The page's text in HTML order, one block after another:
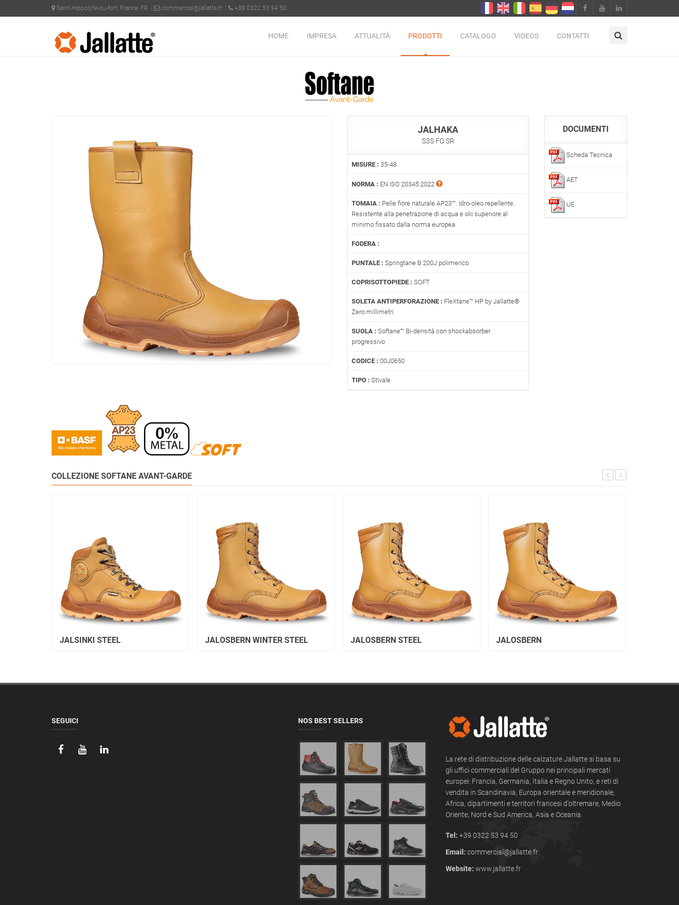
Saint-Hippolyte-du-fort, France, FR commercial@jallatte.fr +39 0322 53 94 50
HOME IMPRESA ATTUALITÀ PRODOTTI CATALOGO VIDEOS
CONTATTI
PRODOTTI >
COLLEZIONI > SOFTANE AVANT-GARDE
JALHAKA
S3S FO SR
MISURE : 35-48
NORMA : EN ISO 20345:2022
TOMAIA : Pelle fiore naturale AP23™. Idro-oleo repellente.
Resistente alla penetrazione di acqua e olii superiore al
minimo fissato dalla norma europea
FODERA :
PUNTALE : Springtane B 200J polimerico
COPRISOTTOPIEDE : SOFT
SOLETA ANTIPERFORAZIONE : FleXtane™ HP by Jallatte®
Zero millimetri
SUOLA : Softane™ Bi-densità con shockabsorber
progressivo
CODICE : 00J0650
TIPO : Stivale
DOCUMENTI
Scheda Tecnica
AET
UE
COLLEZIONE SOFTANE AVANT-GARDE
JALSINKI STEEL JALOSBERN WINTER STEEL JALOSBERN STEEL JALOSBERN
SEGUICI NOS BEST SELLERS
La rete di distribuzione delle calzature Jallatte si basa su
gli uffici commerciali del Gruppo nei principali mercati
europei: Francia, Germania, Italia e Regno Unito, e reti di
vendita in Scandinavia, Europa orientale e meridionale,
Africa, dipartimenti e territori francesi d'oltremare, Medio
Oriente, Nord e Sud America, Asia e Oceania.
Tel: +39 0322 53 94 50
Email: commercial@jallatte.fr
Website: www.jallatte.fr